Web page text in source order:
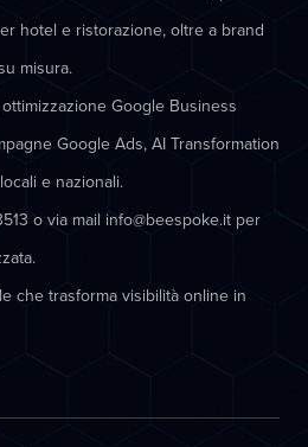
hotel e ristorazione, oltre a brand
misura.
Google Business
Google Ads, AI Transformation
e nazionali.
o via mail info@beespoke.it per
che trasforma visibilità online in